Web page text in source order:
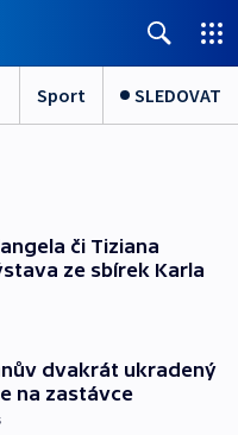
Sport SLEDOVAT
či Tiziana
ze sbírek Karla
dvakrát ukradený
na zastávce